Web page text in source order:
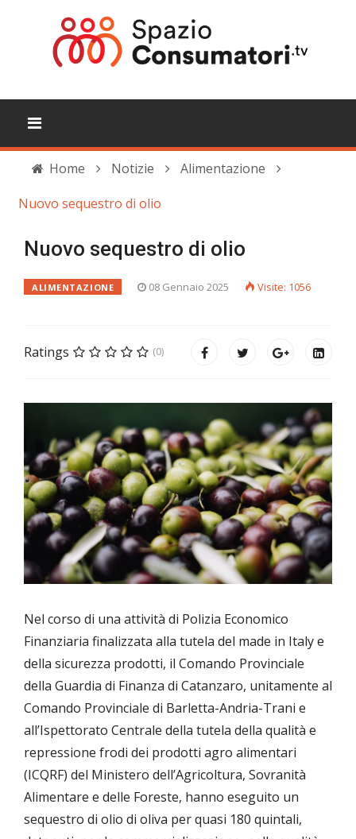
Home Notizie
Alimentazione
Nuovo sequestro di olio
Nuovo sequestro di olio
ALIMENTAZIONE 08 Gennaio 2025 Visite: 1056
Ratings (0)
Nel corso di una attività di Polizia Economico
Finanziaria finalizzata alla tutela del made in Italy e
della sicurezza prodotti, il Comando Provinciale
della Guardia di Finanza di Catanzaro, unitamente al
Comando Provinciale di Barletta-Andria-Trani e
all’Ispettorato Centrale della tutela della qualità e
repressione frodi dei prodotti agro alimentari
(ICQRF) del Ministero dell’Agricoltura, Sovranità
Alimentare e delle Foreste, hanno eseguito un
sequestro di olio di oliva per quasi 180 quintali,